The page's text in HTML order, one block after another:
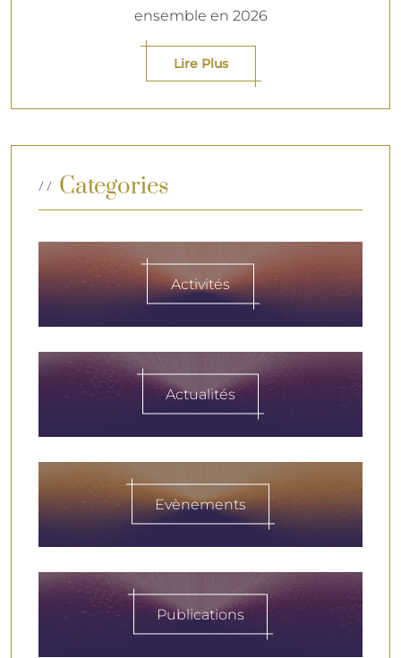
ensemble en 2026
Lire Plus
Categories
Activités
Actualités
Evènements
Publications